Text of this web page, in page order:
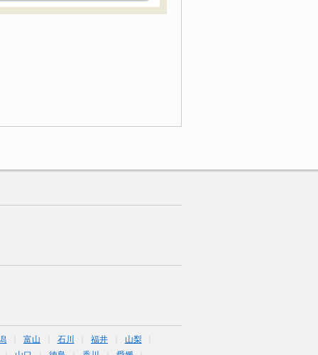
富山 石川 福井
山梨